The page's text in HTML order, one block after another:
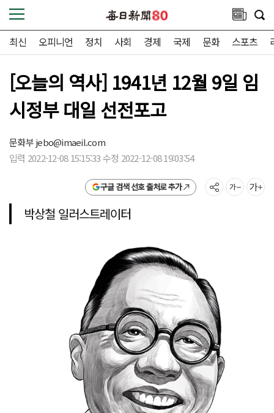
최신 오피니언 정치 사회 경제 국제 문화 스포츠
[오늘의 역사] 1941년 12월 9일 임
시정부 대일 선전포고
문화부jebo@imaeil.com
입력 2022-12-08 15:15:33 수정 2022-12-08 19:03:54
구글 검색 선호 출처로 추가
박상철 일러스트레이터